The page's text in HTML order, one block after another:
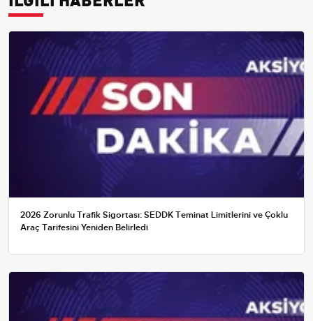
2026 Zorunlu Trafik Sigortası: SEDDK Teminat Limitlerini ve Çoklu
Araç Tarifesini Yeniden Belirledi